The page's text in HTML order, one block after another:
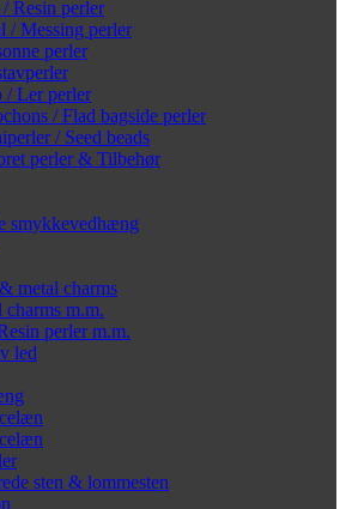
/ Resin perler
/ Messing perler
perler
/ Ler perler
/ Flad bagside perler
/ Seed beads
perler & Tilbehør
smykkevedhæng
metal charms
m.m.
perler m.m.
led
sten & lommesten